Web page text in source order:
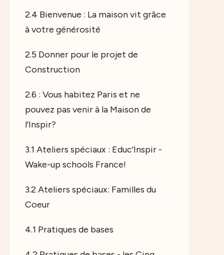
2.4 Bienvenue : La maison vit grâce
à votre générosité
2.5 Donner pour le projet de
Construction
2.6 : Vous habitez Paris et ne
pouvez pas venir à la Maison de
l'Inspir?
3.1 Ateliers spéciaux : Educ'Inspir -
Wake-up schools France!
3.2 Ateliers spéciaux: Familles du
Coeur
4.1 Pratiques de bases